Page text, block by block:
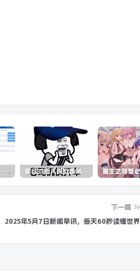
Android 海鸥加速器v6.6.3(解锁会员)
螺丝式插入模拟器第5代/NejicomiSimulator.Vol.5.v1.0.2
下一篇
2025年5月7日新闻早讯，每天60秒读懂世界